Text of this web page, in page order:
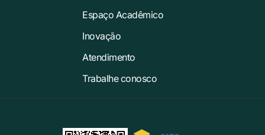
Espaço Acadêmico
Inovação
Atendimento
Trabalhe conosco